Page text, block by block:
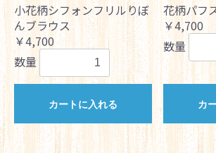
小花柄シフォンフリルりぼ
んブラウス
￥4,700
数量
カートに入れる
花柄パフ
￥4,700
数量
カ